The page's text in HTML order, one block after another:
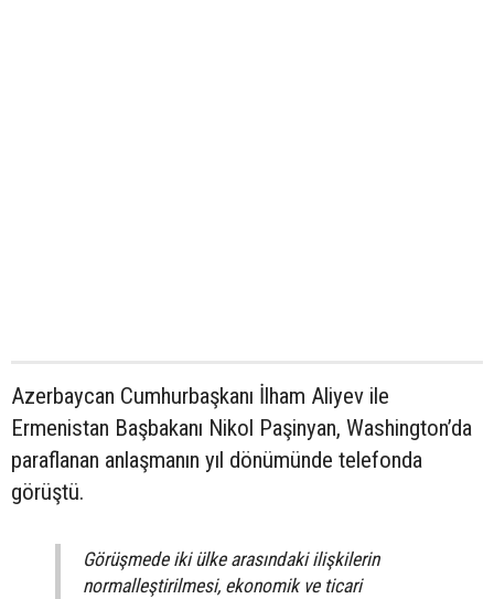
Azerbaycan Cumhurbaşkanı İlham Aliyev ile
Ermenistan Başbakanı Nikol Paşinyan, Washington’da
paraflanan anlaşmanın yıl dönümünde telefonda
görüştü.
Görüşmede iki ülke arasındaki ilişkilerin
normalleştirilmesi, ekonomik ve ticari